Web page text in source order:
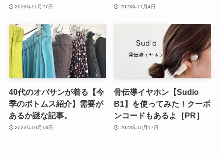
2023年11月27日 2023年11月4日
40代のオバサンが着る【今
季のボトムス紹介】需要が
あるか謎な記事。
2023年10月18日
骨伝導イヤホン【Sudio
B1】を使ってみた！クーポ
ンコードもあるよ［PR］
2023年10月17日